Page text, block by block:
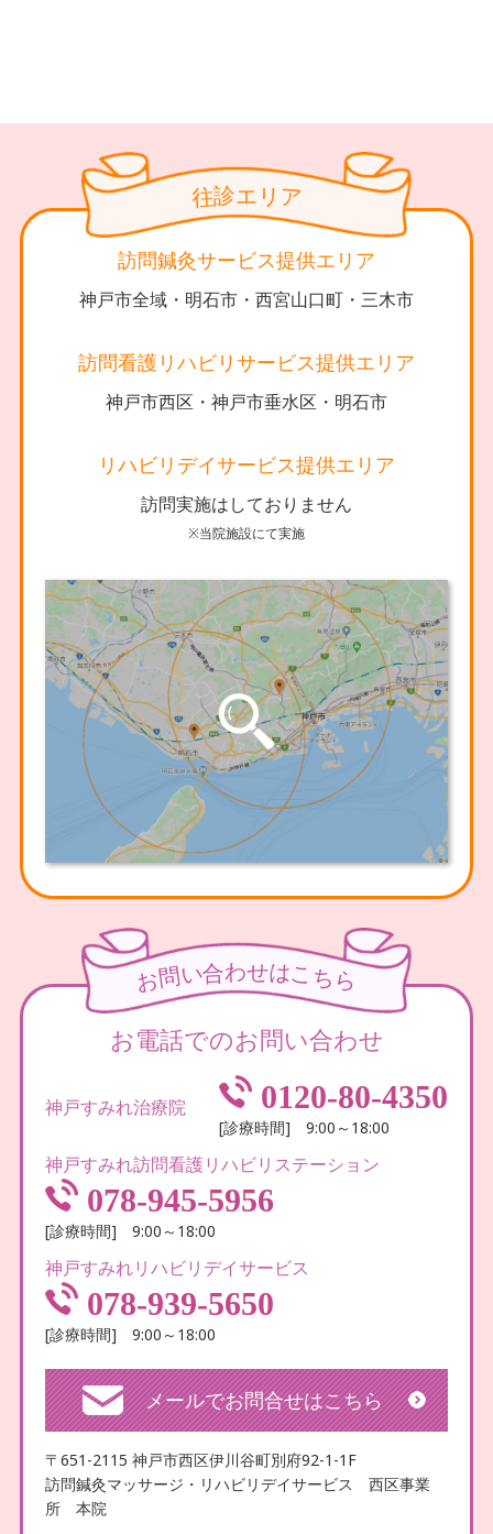
往診エ リ ア
訪問鍼灸サービス提供エリア
神戸市全域・明石市・西宮山口町・三木市
訪問看護リハビリサービス提供エリア
神戸市西区・神戸市垂水区・明石市
リハビリデイサービス提供エリア
訪問実施はしておりません
※当院施設にて実施
お問い合わせはこ ち ら
お電話でのお問い合わせ
神戸すみれ治療院 0120-80-4350
[診療時間] 9:00～18:00
神戸すみれ訪問看護リハビリステーション
078-945-5956
[診療時間] 9:00～18:00
神戸すみれリハビリデイサービス
078-939-5650
[診療時間] 9:00～18:00
メールでお問合せはこちら
〒651-2115 神戸市西区伊川谷町別府92-1-1F
訪問鍼灸マッサージ・リハビリデイサービス 西区事業
所 本院